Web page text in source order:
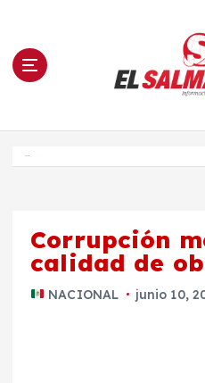
n El
Corrupción
calidad de
NACIONAL junio 10,